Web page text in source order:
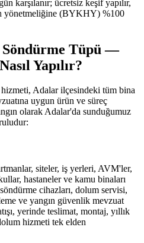
karşılanır; ücretsiz keşif yapılır,
yönetmeliğine (BYKHY) %100
Söndürme Tüpü —
Yapılır?
hizmeti, Adalar ilçesindeki tüm bina
uygun ürün ve süreç
olarak Adalar'da sunduğumuz
siteler, iş yerleri, AVM'ler,
hastaneler ve kamu binaları
cihazları, dolum servisi,
ve yangın güvenlik mevzuat
yerinde teslimat, montaj, yıllık
hizmeti tek elden